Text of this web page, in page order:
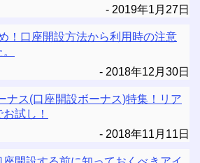
2019年1月27日
！口座開設方法から利用時の注意
2018年12月30日
ナス(口座開設ボーナス)特集！リア
試し！
2018年11月11日